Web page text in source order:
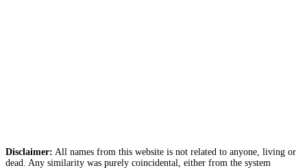
Disclaimer: All names from this website is not related to anyone, living or
dead. Any similarity was purely coincidental, either from the system